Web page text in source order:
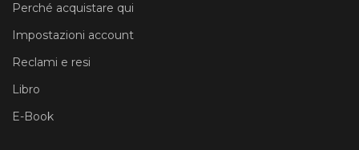
Perché acquistare qui
Impostazioni account
Reclami e resi
Libro
E-Book